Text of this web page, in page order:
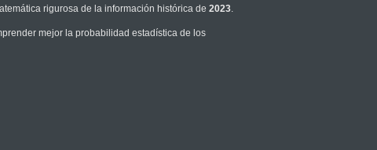
rigurosa de la información histórica de 2023.
mejor la probabilidad estadística de los